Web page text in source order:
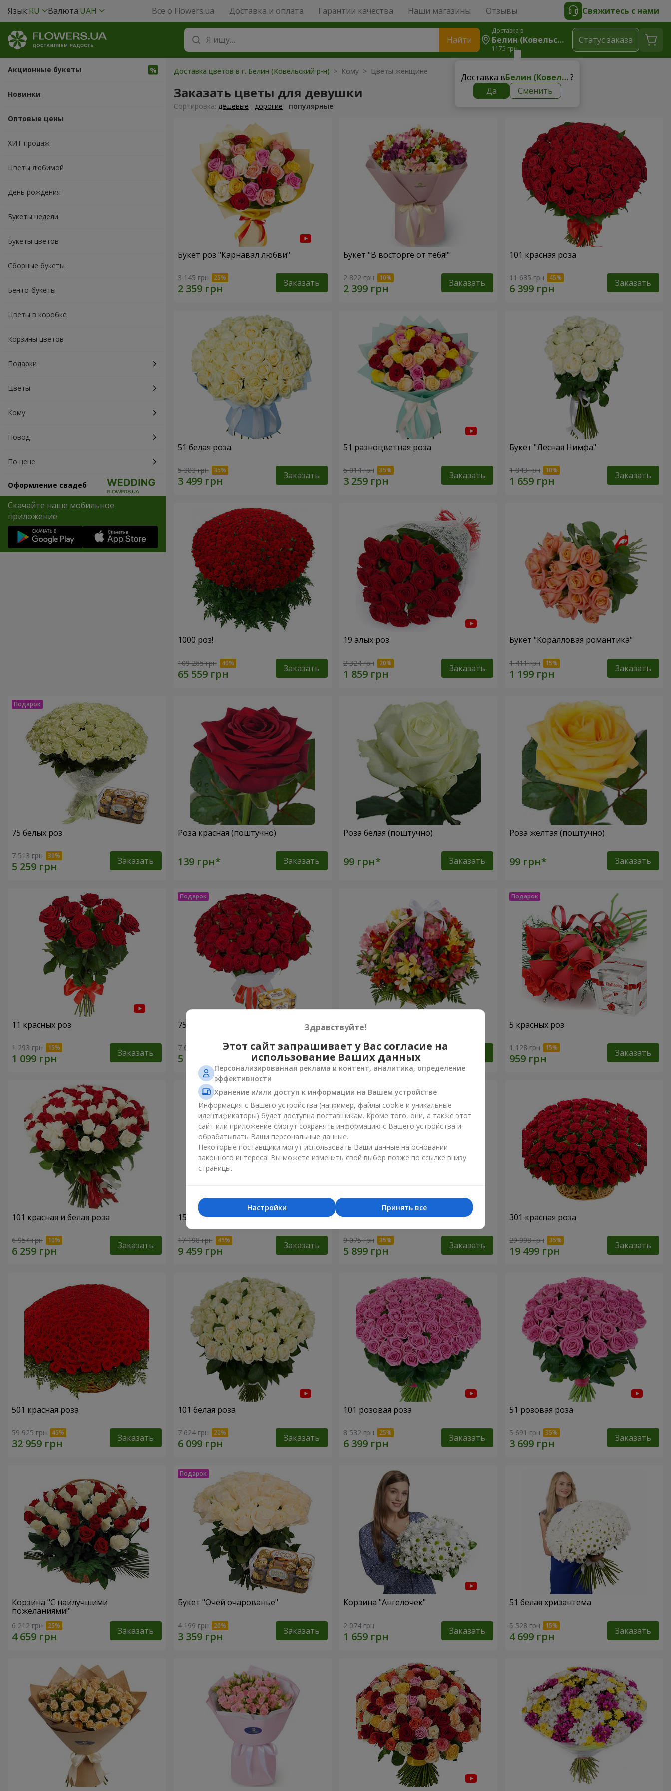
Язык:RU Валюта:UAH Все о Flowers.ua Доставка и оплата Гарантии качества Наши магазины Отзывы Свяжитесь с нами
Найти
Доставка в
Белин (Ковельский Р-Н)
1175 грн
Доставка в Белин (Ковельский р-н)?
Да
Сменить
Cтатус заказа
Акционные букеты
Новинки
Оптовые цены
ХИТ продаж
Цветы любимой
День рождения
Букеты недели
Букеты цветов
Сборные букеты
Бенто-букеты
Цветы в коробке
Корзины цветов
Подарки
Цветы
Кому
Повод
По цене
Оформление свадеб
Скачайте наше мобильное
приложение
Доставка цветов в г. Белин (Ковельский р-н) > Кому > Цветы женщине
Заказать цветы для девушки
Cортировка: дешевые дорогие популярные
Букет роз "Карнавал любви"
3 145 грн Заказать
Букет "В восторге от тебя!"
2 822 грн Заказать
101 красная роза
11 635 грн Заказать
51 белая роза
5 383 грн Заказать
51 разноцветная роза
5 014 грн Заказать
Букет "Лесная Нимфа"
1 843 грн Заказать
1000 роз!
109 265 грн Заказать
19 алых роз
2 324 грн Заказать
Букет "Коралловая романтика"
1 411 грн Заказать
75 белых роз
7 513 грн Заказать
Роза красная (поштучно)
Заказать
Роза белая (поштучно)
Заказать
Роза желтая (поштучно)
Заказать
11 красных роз
1 293 грн Заказать
75 красных роз
7 656 грн Заказать
Корзина альстромерий "Акварель"
3 528 грн
5 красных роз
1 128 грн Заказать
101 красная и белая роза
6 954 грн Заказать
151 красная роза
17 198 грн Заказать
101 разноцветная роза
9 075 грн Заказать
301 красная роза
29 998 грн Заказать
501 красная роза
59 925 грн Заказать
101 белая роза
7 624 грн Заказать
101 розовая роза
8 532 грн Заказать
51 розовая роза
5 691 грн Заказать
Корзина "С наилучшими
пожеланиями!"
6 212 грн Заказать
Букет "Очей очарованье"
4 199 грн Заказать
Корзина "Ангелочек"
2 074 грн Заказать
51 белая хризантема
5 528 грн Заказать
Здравствуйте!
Этот сайт запрашивает у Вас согласие на
использование Ваших данных
Персонализированная реклама и контент, аналитика, определение
эффективности
Хранение и/или доступ к информации на Вашем устройстве
Информация с Вашего устройства (например, файлы cookie и уникальные
идентификаторы) будет доступна поставщикам. Кроме того, они, а также этот
сайт или приложение смогут сохранять информацию с Вашего устройства и
обрабатывать Ваши персональные данные.
Некоторые поставщики могут использовать Ваши данные на основании
законного интереса. Вы можете изменить свой выбор позже по ссылке внизу
страницы.
Принять все
Настройки